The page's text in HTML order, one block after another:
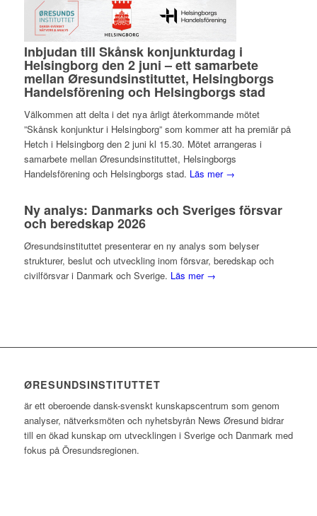
Inbjudan till Skånsk konjunkturdag i
Helsingborg den 2 juni – ett samarbete
mellan Øresundsinstituttet, Helsingborgs
Handelsförening och Helsingborgs stad
Välkommen att delta i det nya årligt återkommande mötet
”Skånsk konjunktur i Helsingborg” som kommer att ha premiär på
Hetch i Helsingborg den 2 juni kl 15.30. Mötet arrangeras i
samarbete mellan Øresundsinstituttet, Helsingborgs
Handelsförening och Helsingborgs stad. Läs mer →
Ny analys: Danmarks och Sveriges försvar
och beredskap 2026
Øresundsinstituttet presenterar en ny analys som belyser
strukturer, beslut och utveckling inom försvar, beredskap och
civilförsvar i Danmark och Sverige. Läs mer →
ØRESUNDSINSTITUTTET
är ett oberoende dansk-svenskt kunskapscentrum som genom
analyser, nätverksmöten och nyhetsbyrån News Øresund bidrar
till en ökad kunskap om utvecklingen i Sverige och Danmark med
fokus på Öresundsregionen.